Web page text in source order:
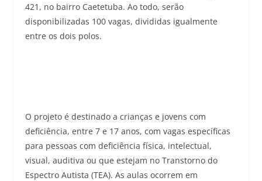
421, no bairro Caetetuba. Ao todo, serão
disponibilizadas 100 vagas, divididas igualmente
entre os dois polos.
O projeto é destinado a crianças e jovens com
deficiência, entre 7 e 17 anos, com vagas específicas
para pessoas com deficiência física, intelectual,
visual, auditiva ou que estejam no Transtorno do
Espectro Autista (TEA). As aulas ocorrem em